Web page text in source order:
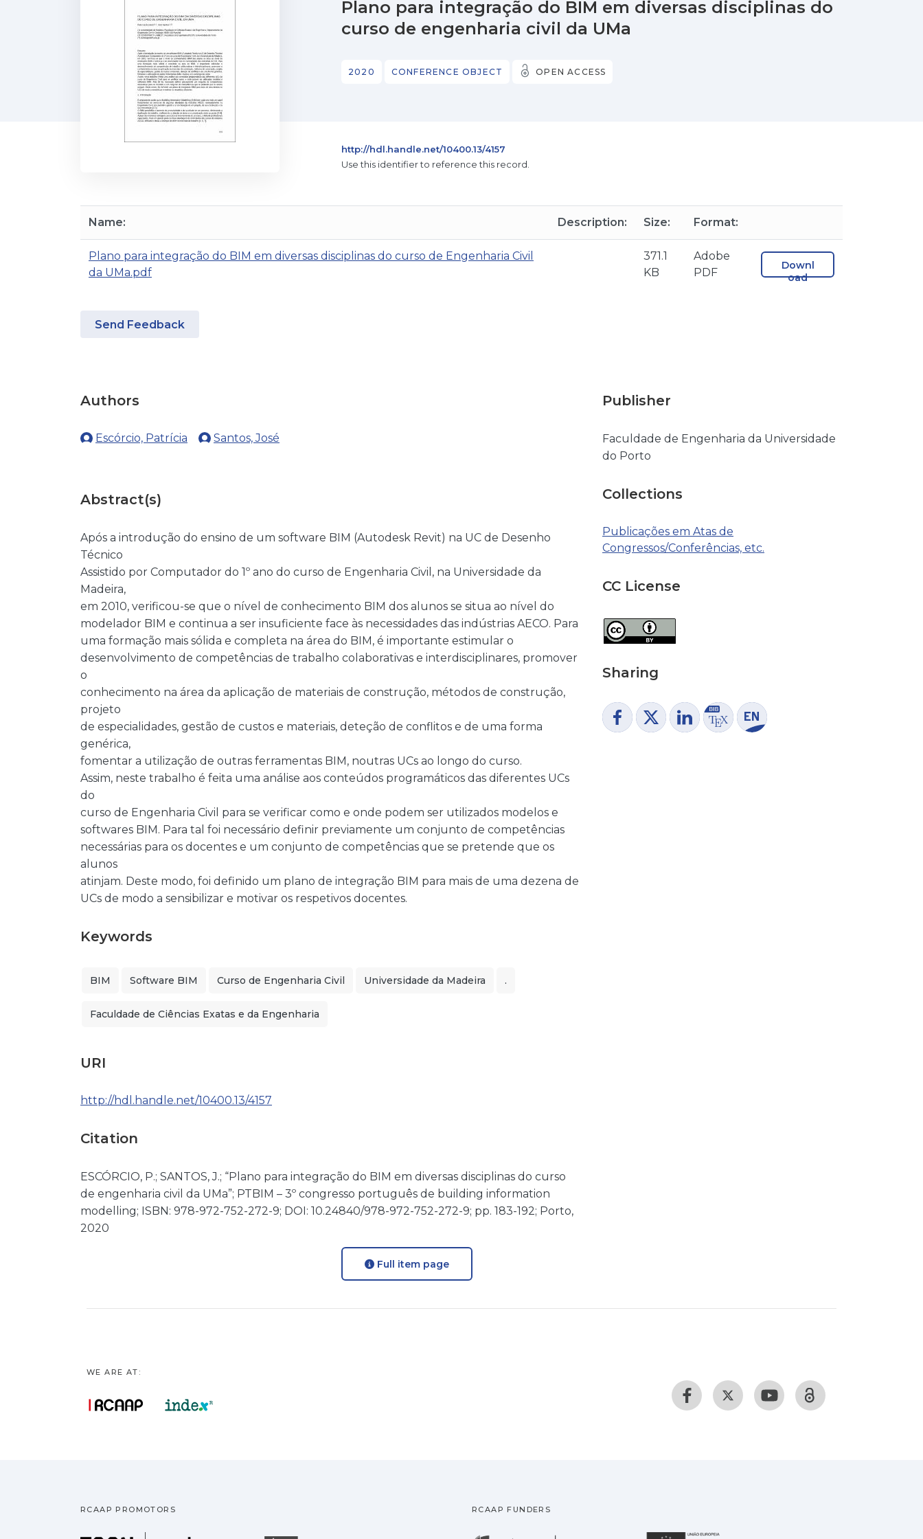
Plano para integração do BIM em diversas disciplinas do
curso de engenharia civil da UMa
2020 CONFERENCE OBJECT OPEN ACCESS
http://hdl.handle.net/10400.13/4157
Use this identifier to reference this record.
Name: Description: Size: Format:
Plano para integração do BIM em diversas disciplinas do curso de Engenharia Civil
da UMa.pdf
371.1
KB
Adobe
PDF
Downl
oad
Send Feedback
Authors
Escórcio, Patrícia Santos, José
Abstract(s)
Após a introdução do ensino de um software BIM (Autodesk Revit) na UC de Desenho
Técnico
Assistido por Computador do 1º ano do curso de Engenharia Civil, na Universidade da
Madeira,
em 2010, verificou-se que o nível de conhecimento BIM dos alunos se situa ao nível do
modelador BIM e continua a ser insuficiente face às necessidades das indústrias AECO. Para
uma formação mais sólida e completa na área do BIM, é importante estimular o
desenvolvimento de competências de trabalho colaborativas e interdisciplinares, promover
o
conhecimento na área da aplicação de materiais de construção, métodos de construção,
projeto
de especialidades, gestão de custos e materiais, deteção de conflitos e de uma forma
genérica,
fomentar a utilização de outras ferramentas BIM, noutras UCs ao longo do curso.
Assim, neste trabalho é feita uma análise aos conteúdos programáticos das diferentes UCs
do
curso de Engenharia Civil para se verificar como e onde podem ser utilizados modelos e
softwares BIM. Para tal foi necessário definir previamente um conjunto de competências
necessárias para os docentes e um conjunto de competências que se pretende que os
alunos
atinjam. Deste modo, foi definido um plano de integração BIM para mais de uma dezena de
UCs de modo a sensibilizar e motivar os respetivos docentes.
Keywords
BIM Software BIM Curso de Engenharia Civil Universidade da Madeira .
Faculdade de Ciências Exatas e da Engenharia
URI
http://hdl.handle.net/10400.13/4157
Citation
ESCÓRCIO, P.; SANTOS, J.; “Plano para integração do BIM em diversas disciplinas do curso
de engenharia civil da UMa”; PTBIM – 3º congresso português de building information
modelling; ISBN: 978-972-752-272-9; DOI: 10.24840/978-972-752-272-9; pp. 183-192; Porto,
2020
Publisher
Faculdade de Engenharia da Universidade
do Porto
Collections
Publicações em Atas de
Congressos/Conferências, etc.
CC License
Sharing
Full item page
WE ARE AT:
RCAAP PROMOTORS RCAAP FUNDERS